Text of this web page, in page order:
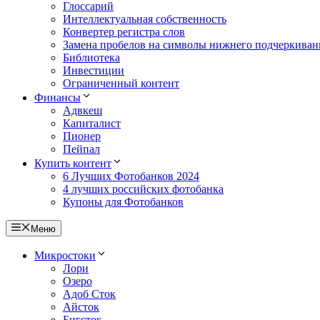
Глоссарий
Интеллектуальная собственность
Конвертер регистра слов
Замена пробелов на символы нижнего
Библиотека
Инвестиции
Ограниченный контент
Финансы
Адвкеш
Капиталист
Пионер
Пейпал
Купить контент
6 Лучших Фотобанков 2024
4 лучших российских фотобанка
Купоны для Фотобанков
Меню
Микростоки
Лори
Озеро
Адоб Сток
Айсток